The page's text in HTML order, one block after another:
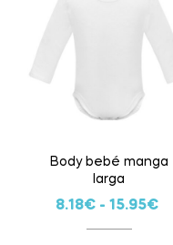
Body bebé manga
larga
8.18€- 15.95€